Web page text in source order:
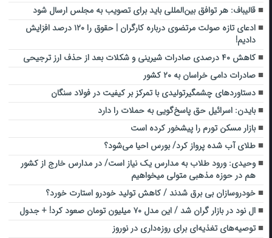
قالیباف: هر توافق بین‌المللی باید برای تصویب به مجلس ارسال شود
ادعای تازه صولت مرتضوی درباره کارگران | حقوق را ۱۲۰ درصد افزایش
دادیم!
کاهش ۴۰ درصدی صادرات شیرینی و شکلات بعد از حذف ارز ترجیحی
صادرات دامی خراسان به ‌۲۰ کشور ‌
دستاوردهای چشمگیرتولیدی با تمرکز بر کیفیت در فولاد سنگان
بایدن: اسرائیل حق پاسخ‌گویی به حملات را دارد
بازار مسکن تورم را پیشخور کرده است
طلای آب شده پرواز کرد/ بورس احیا می‌شود؟
وحیدی: ورود طلاب به مدارس یک نیاز است/ در مدارس خارج از کشور
هم در حوزه مذهبی متولی میخواهیم
خودروسازان بی برق شدند / کاهش تولید خودرو استارت خورد؟
ال نود در بازار گران شد / این مدل ۷۰ میلیون تومان صعود کرد! + جدول
توصیه‌های تغذیه‌ای برای روزه‌داری در نوروز